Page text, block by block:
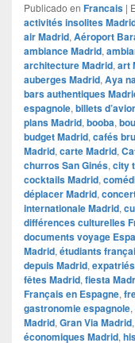
Publicado en Francais |
activités insolites
air Madrid, Aéroport
ambiance Madrid,
architecture Madrid, art
auberges Madrid, Aya
bars authentiques
espagnole, billets
plans Madrid, booba,
budget Madrid, cafés
Madrid, carte Madrid,
churros San Ginés, city
cocktails Madrid,
déplacer Madrid,
internationale Madrid,
différences culturelles
documents voyage
Madrid, étudiants
depuis Madrid,
fêtes Madrid, fiesta
Français en Espagne,
gastronomie espagnole,
Madrid, ​​Gran Via Madrid,
économiques Madrid,